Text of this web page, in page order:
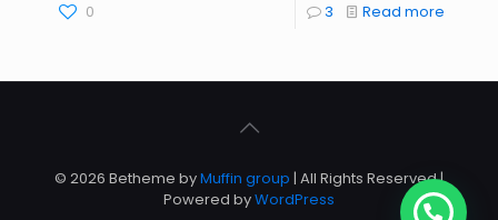
0 3 Read more
© 2026 Betheme byMuffin group | All Rights Reserved |
Powered byWordPress